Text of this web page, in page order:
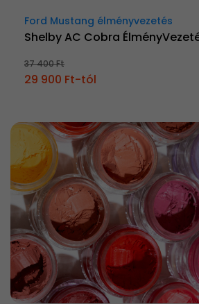
Ford Mustang élményvezetés
Shelby AC Cobra
37 400 Ft
29 900 Ft-tól